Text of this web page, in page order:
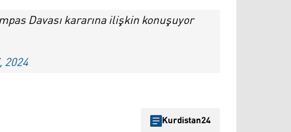
Davası kararına ilişkin konuşuyor
2024
Kurdistan24